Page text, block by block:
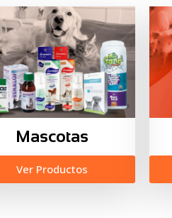
Mascotas
Ver Productos